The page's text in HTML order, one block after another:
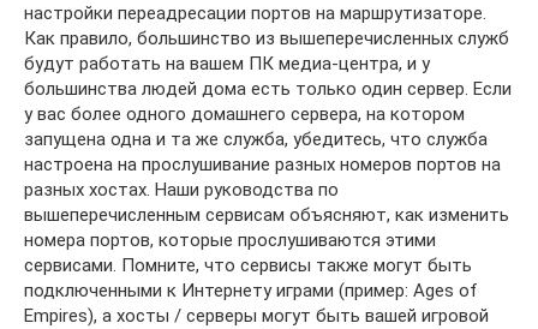
настройки переадресации портов на маршрутизаторе.
Как правило, большинство из вышеперечисленных служб
будут работать на вашем ПК медиа-центра, и у
большинства людей дома есть только один сервер. Если
у вас более одного домашнего сервера, на котором
запущена одна и та же служба, убедитесь, что служба
настроена на прослушивание разных номеров портов на
разных хостах. Наши руководства по
вышеперечисленным сервисам объясняют, как изменить
номера портов, которые прослушиваются этими
сервисами. Помните, что сервисы также могут быть
подключенными к Интернету играми (пример: Ages of
Empires), а хосты / серверы могут быть вашей игровой